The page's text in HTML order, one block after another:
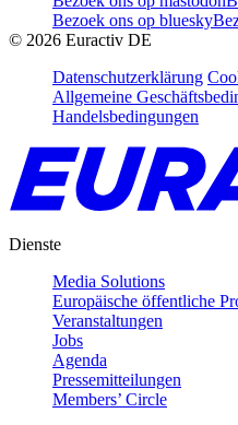
Bezoek ons op bluesky
© 2026 Euractiv DE
Datenschutzerklärung
Allgemeine
Handelsbedingungen
Dienste
Media Solutions
Europäische öffentliche
Veranstaltungen
Jobs
Agenda
Pressemitteilungen
Members’ Circle